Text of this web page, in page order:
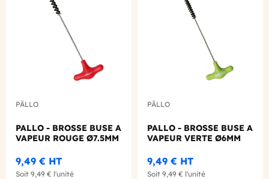
PÄLLO
PALLO - BROSSE BUSE A
VAPEUR ROUGE Ø7.5MM
9,49 € HT
Soit 9,49 € l'unité
PÄLLO
PALLO - BROSSE BUSE A
VAPEUR VERTE Ø6MM
9,49 € HT
Soit 9,49 € l'unité